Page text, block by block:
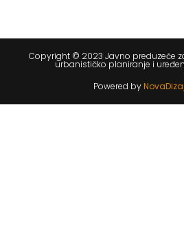
Copyright © 2023 Javno preduzeće
urbanističko planiranje i
Powered by